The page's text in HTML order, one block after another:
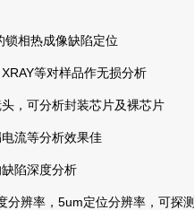
锁相热成像缺陷定位
等对样品作无损分析
，可分析封装芯片及裸芯片
流等分析效果佳
陷深度分析
辨率，5um定位分辨率，可探测